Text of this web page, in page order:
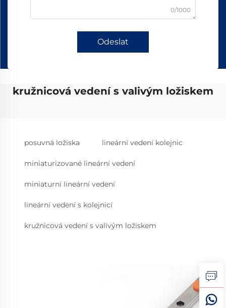
0/1000
Odeslat
kružnicová vedení s valivým ložiskem
posuvná ložiska lineární vedení kolejnic
miniaturizované lineární vedení
miniaturní lineární vedení
lineární vedení s kolejnicí
kružnicová vedení s valivým ložiskem